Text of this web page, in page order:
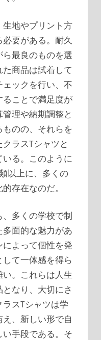
地やプリント方
要がある。耐久
最良のものを選
商品は試着して
ックを行い、不
ことで満足度が
理や納期調整と
のの、それらを
ラスTシャツと
る。このように
以上に、多くの
存在なのだ。
多くの学校で制
面的な魅力があ
よって個性を発
て一体感を得ら
。これらは人生
なり、大切にさ
スTシャツは学
、新しい形で自
手段である。そ